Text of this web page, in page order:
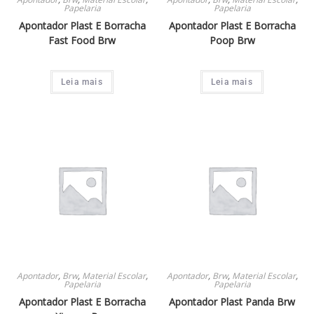
Giz De Cera 5
Brinquedo 1
Massa De Modelar
Kit Escolar 4
Seanite 14
Mochilas Estojos E Lancheiras
Mochila 13
6
Faber Castell 4
Papelaria
Apontador Plast E Borracha
Fast Food Brw
Leia mais
Papelaria
Apontador Plast E Borracha
Poop Brw
Leia mais
Apontador, Brw, Material Escolar,
Papelaria
Apontador Plast E Borracha
Apontador, Brw, Material Escolar,
Papelaria
Apontador Plast Panda Brw